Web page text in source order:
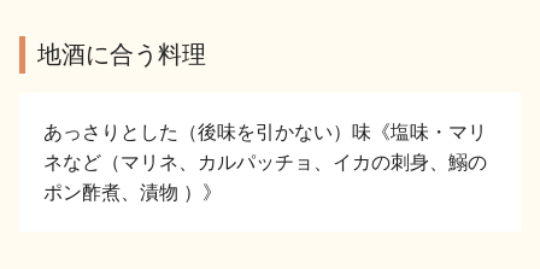
地酒蔵元会WEB展示会 地酒蔵元会利酒会
地酒に合う料理
あっさりとした（後味を引かない）味《塩味・マリ
ネなど（マリネ、カルパッチョ、イカの刺身、鰯の
ポン酢煮、漬物 ）》